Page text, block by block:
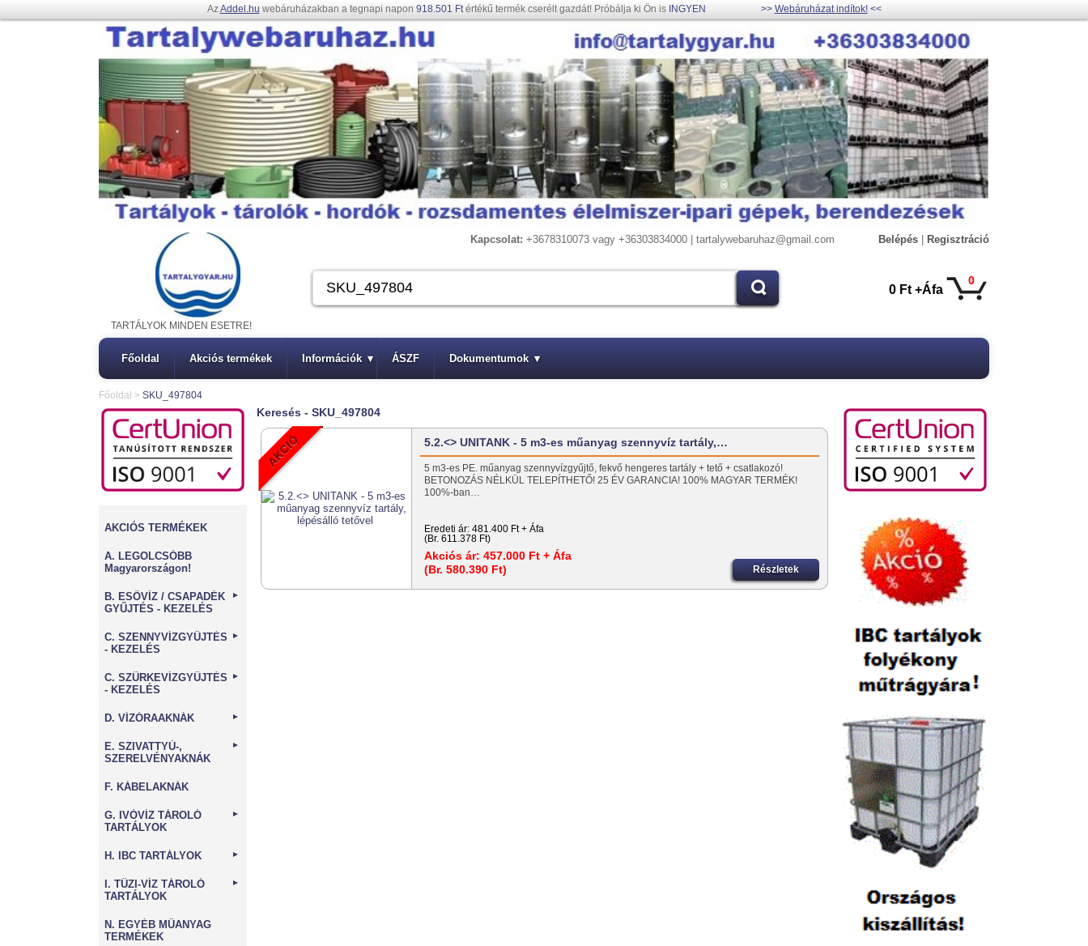
AzAddel.hu webáruházakban a tegnapi napon 918.501 Ftértékű termék cserélt gazdát! Próbálja ki Ön is INGYEN >> Webáruházat indítok!<<
Kapcsolat: +3678310073 vagy +36303834000 | tartalywebaruhaz@gmail.com Belépés Regisztráció
0
0 Ft +Áfa
TARTÁLYOK MINDEN ESETRE!
Főoldal Akciós termékek Információk ▾ ÁSZF Dokumentumok ▾
Főoldal > SKU_497804
AKCIÓS TERMÉKEK
A. LEGOLCSÓBB
Magyarországon!
B. ESŐVÍZ / CSAPADÉK
GYŰJTÉS - KEZELÉS
►
C. SZENNYVÍZGYŰJTÉS
- KEZELÉS
►
C. SZÜRKEVÍZGYŰJTÉS
- KEZELÉS
►
D. VÍZÓRAAKNÁK ►
E. SZIVATTYÚ-,
SZERELVÉNYAKNÁK
►
F. KÁBELAKNÁK
G. IVÓVÍZ TÁROLÓ
TARTÁLYOK
►
H. IBC TARTÁLYOK ►
I. TŰZI-VÍZ TÁROLÓ
TARTÁLYOK
►
N. EGYÉB MŰANYAG
TERMÉKEK
Keresés - SKU_497804
5.2.<> UNITANK - 5 m3-es műanyag szennyvíz tartály,…
5 m3-es PE. műanyag szennyvízgyűjtő, fekvő hengeres tartály + tető + csatlakozó!
BETONOZÁS NÉLKÜL TELEPÍTHETŐ! 25 ÉV GARANCIA! 100% MAGYAR TERMÉK!
100%-ban…
Eredeti ár: 481.400 Ft + Áfa
(Br. 611.378 Ft)
Akciós ár: 457.000 Ft + Áfa
(Br. 580.390 Ft)
Részletek